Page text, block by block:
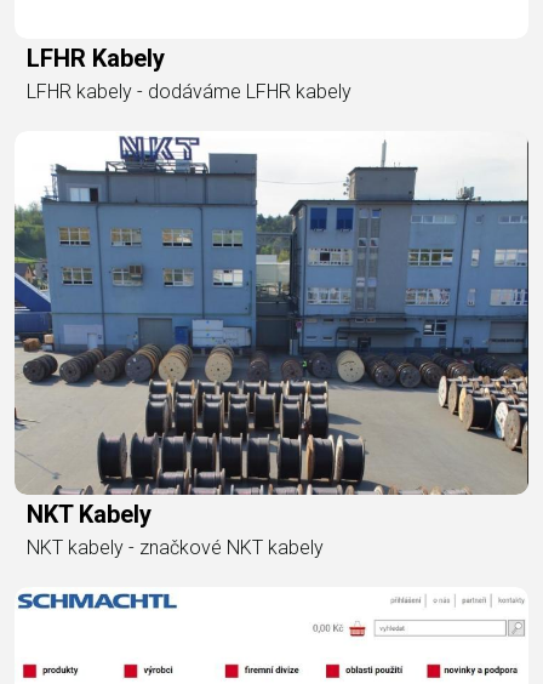
LFHR Kabely
LFHR kabely - dodáváme LFHR kabely
NKT Kabely
NKT kabely - značkové NKT kabely